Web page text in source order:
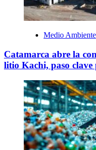
Medio Ambiente
Catamarca abre la
litio Kachi, paso clave